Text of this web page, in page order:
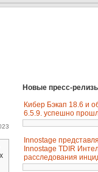
Новые пресс-
Кибер Бэкап 18.6 и
6.5.9. успешно
Innostage
Innostage TDIR
расследования